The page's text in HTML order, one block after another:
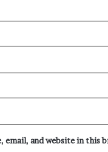
email, and website in this